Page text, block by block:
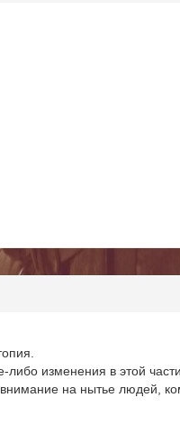
либо изменения в этой части.
внимание на нытье людей,